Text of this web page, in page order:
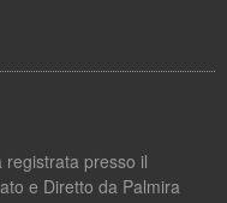
presso il
e Diretto da Palmira